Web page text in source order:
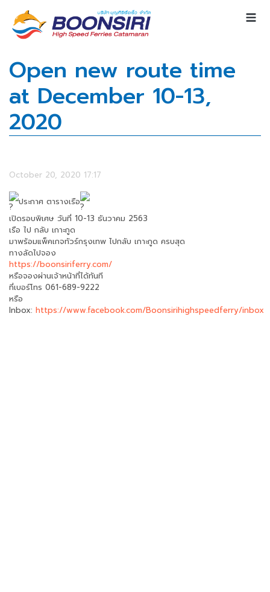
Open new route time
at December 10-13,
2020
October 20, 2020 17:17
ประกาศ ตารางเรือ
เปิดรอบพิเศษ วันที่ 10-13 ธันวาคม 2563
เรือ ไป กลับ เกาะกูด
มาพร้อมแพ็คเกจทัวร์กรุงเทพ ไปกลับ เกาะกูด ครบสุด
ทางลัดไปจอง
https://boonsiriferry.com/
หรือจองผ่านเจ้าหน้าที่ได้ทันที
ที่เบอร์โทร 061-689-9222
หรือ
Inbox: https://www.facebook.com/Boonsirihighspeedferry/inbox